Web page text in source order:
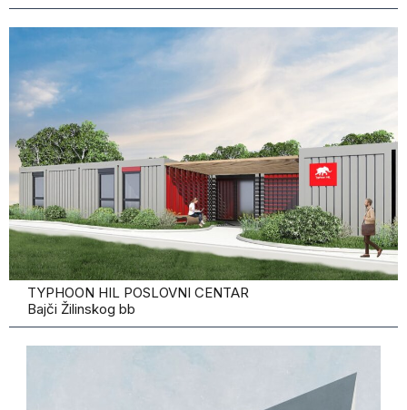
TYPHOON HIL POSLOVNI CENTAR
Bajči Žilinskog bb